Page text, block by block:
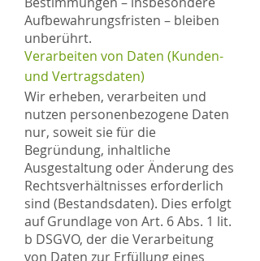
Aufbewahrungsfristen – bleiben
unberührt.
Verarbeiten von Daten (Kunden-
und Vertragsdaten)
Wir erheben, verarbeiten und
nutzen personenbezogene Daten
nur, soweit sie für die
Begründung, inhaltliche
Ausgestaltung oder Änderung des
Rechtsverhältnisses erforderlich
sind (Bestandsdaten). Dies erfolgt
auf Grundlage von Art. 6 Abs. 1 lit.
b DSGVO, der die Verarbeitung
von Daten zur Erfüllung eines